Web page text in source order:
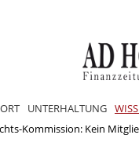
UNTERHALTUNG
Kommission: Kein